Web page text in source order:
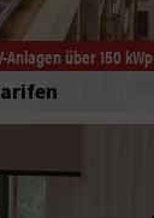
über 150 kWp